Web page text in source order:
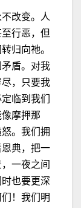
改变。人
行恶，但
归向祂。
盾。对我
，只要我
临到我们
摩押那
。我们拥
典，把一
一夜之间
也要更深
！我们明